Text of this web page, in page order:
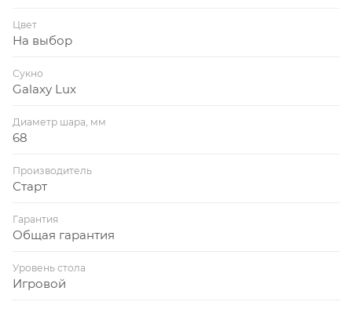
Цвет
На выбор
Сукно
Galaxy Lux
Диаметр шара, мм
68
Производитель
Старт
Гарантия
Общая гарантия
Уровень стола
Игровой